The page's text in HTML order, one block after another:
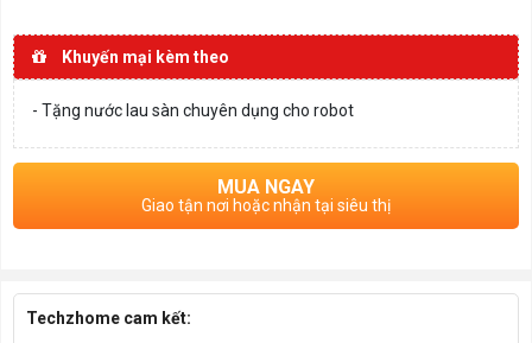
Khuyến mại kèm theo
- Tặng nước lau sàn chuyên dụng cho robot
MUA NGAY
Giao tận nơi hoặc nhận tại siêu thị
Techzhome cam kết: